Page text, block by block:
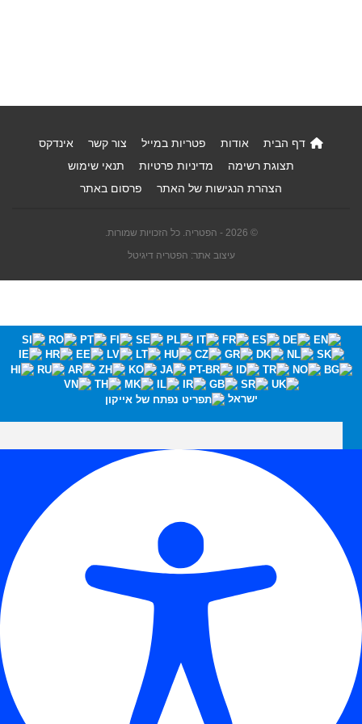
דף הבית אודות פטריות במייל צור קשר
אינדקס
תצוגת רשימה
מדיניות פרטיות
תנאי שימוש
הצהרת הנגישות של האתר
פרסום באתר
© 2026 - הפטריה. כל הזכויות שמורות.
עיצוב אתר: הפטריה דיגיטל
ישראל